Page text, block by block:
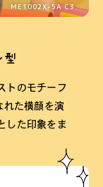
ME1002X-5A C3
型
トのモチーフ
れた横顔を演
した印象をま